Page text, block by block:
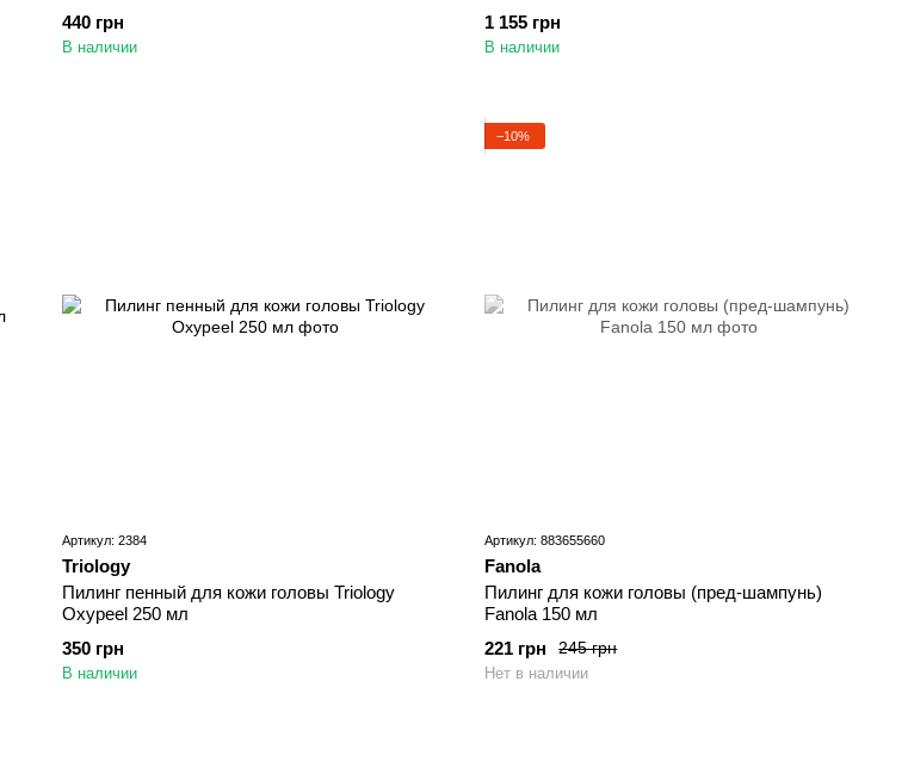
440 грн
В наличии
1 155 грн
В наличии
Артикул: 2384
Triology
Пилинг пенный для кожи головы Triology
Oxypeel 250 мл
350 грн
В наличии
−10%
Артикул: 883655660
Fanola
Пилинг для кожи головы (пред-шампунь)
Fanola 150 мл
245 грн
221 грн
Нет в наличии